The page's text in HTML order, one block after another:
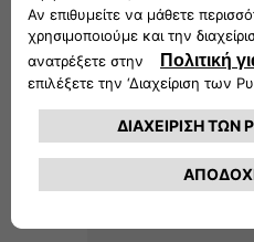
Καλώδια σύνδεσης